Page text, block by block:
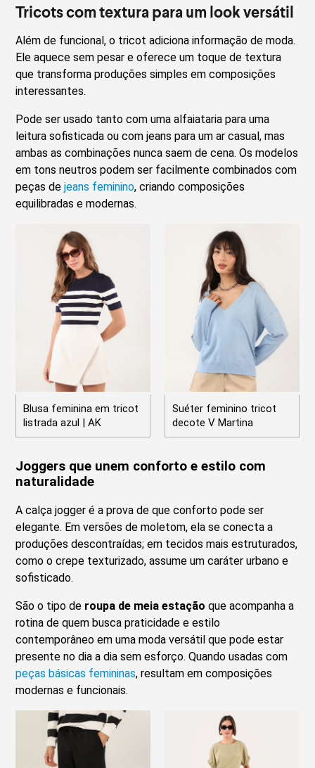
Tricots com textura para um look versátil
Além de funcional, o tricot adiciona informação de moda.
Ele aquece sem pesar e oferece um toque de textura
que transforma produções simples em composições
interessantes.
Pode ser usado tanto com uma alfaiataria para uma
leitura sofisticada ou com jeans para um ar casual, mas
ambas as combinações nunca saem de cena. Os modelos
em tons neutros podem ser facilmente combinados com
peças dejeans feminino, criando composições
equilibradas e modernas.
Blusa feminina em tricot
listrada azul | AK
Suéter feminino tricot
decote V Martina
Joggers que unem conforto e estilo com
naturalidade
A calça jogger é a prova de que conforto pode ser
elegante. Em versões de moletom, ela se conecta a
produções descontraídas; em tecidos mais estruturados,
como o crepe texturizado, assume um caráter urbano e
sofisticado.
São o tipo de roupa de meia estação que acompanha a
rotina de quem busca praticidade e estilo
contemporâneo em uma moda versátil que pode estar
presente no dia a dia sem esforço. Quando usadas com
peças básicas femininas, resultam em composições
modernas e funcionais.